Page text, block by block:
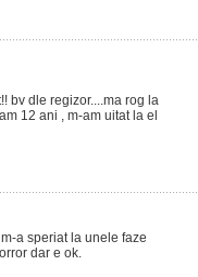
bv dle regizor....ma rog la
12 ani , m-am uitat la el
a speriat la unele faze
dar e ok.